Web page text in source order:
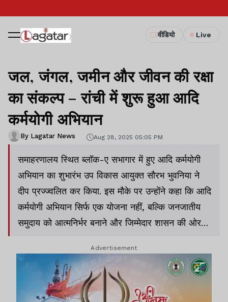
वीडियो Live
जल, जंगल, जमीन और जीवन की रक्षा
का संकल्प – रांची में शुरू हुआ आदि
कर्मयोगी अभियान
By Lagatar News Aug 28, 2025 05:05 PM
समाहरणालय स्थित ब्लॉक-ए सभागार में हुए आदि कर्मयोगी
अभियान का शुभारंभ उप विकास आयुक्त सौरभ भुवनिया ने
दीप प्रज्ज्वलित कर किया. इस मौके पर उन्होंने कहा कि आदि
कर्मयोगी अभियान सिर्फ एक योजना नहीं, बल्कि जनजातीय
समुदाय को आत्मनिर्भर बनाने और जिम्मेदार शासन की ओर
Advertisement